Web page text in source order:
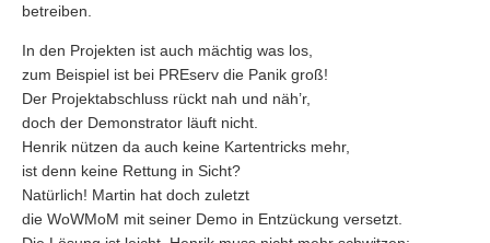
betreiben.
In den Projekten ist auch mächtig was los,
zum Beispiel ist bei PREserv die Panik groß!
Der Projektabschluss rückt nah und näh’r,
doch der Demonstrator läuft nicht.
Henrik nützen da auch keine Kartentricks mehr,
ist denn keine Rettung in Sicht?
Natürlich! Martin hat doch zuletzt
die WoWMoM mit seiner Demo in Entzückung versetzt.